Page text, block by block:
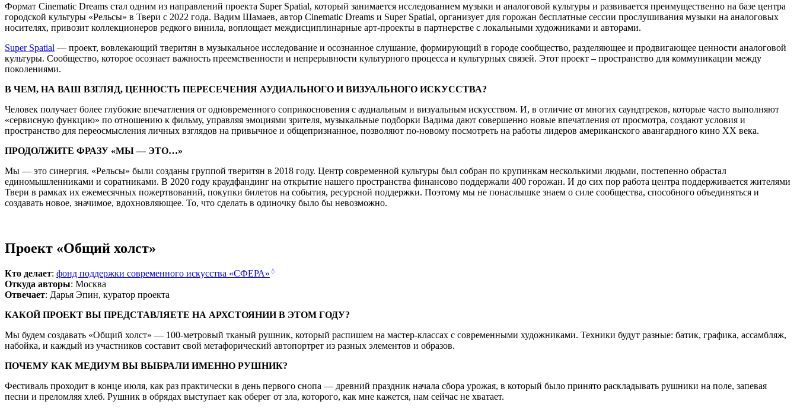
Формат Cinematic Dreams стал одним из направлений проекта Super Spatial, который занимается исследованием музыки и аналоговой культуры и развивается преимущественно на базе центра
городской культуры «Рельсы» в Твери с 2022 года. Вадим Шамаев, автор Cinematic Dreams и Super Spatial, организует для горожан бесплатные сессии прослушивания музыки на аналоговых
носителях, привозит коллекционеров редкого винила, воплощает междисциплинарные арт-проекты в партнерстве с локальными художниками и авторами.
Super Spatial — проект, вовлекающий тверитян в музыкальное исследование и осознанное слушание, формирующий в городе сообщество, разделяющее и продвигающее ценности аналоговой
культуры. Сообщество, которое осознает важность преемственности и непрерывности культурного процесса и культурных связей. Этот проект – пространство для коммуникации между
поколениями.
В ЧЕМ, НА ВАШ ВЗГЛЯД, ЦЕННОСТЬ ПЕРЕСЕЧЕНИЯ АУДИАЛЬНОГО И ВИЗУАЛЬНОГО ИСКУССТВА?
Человек получает более глубокие впечатления от одновременного соприкосновения с аудиальным и визуальным искусством. И, в отличие от многих саундтреков, которые часто выполняют
«сервисную функцию» по отношению к фильму, управляя эмоциями зрителя, музыкальные подборки Вадима дают совершенно новые впечатления от просмотра, создают условия и
пространство для переосмысления личных взглядов на привычное и общепризнанное, позволяют по-новому посмотреть на работы лидеров американского авангардного кино XX века.
ПРОДОЛЖИТЕ ФРАЗУ «МЫ — ЭТО…»
Мы — это синергия. «Рельсы» были созданы группой тверитян в 2018 году. Центр современной культуры был собран по крупинкам несколькими людьми, постепенно обрастал
единомышленниками и соратниками. В 2020 году краудфандинг на открытие нашего пространства финансово поддержали 400 горожан. И до сих пор работа центра поддерживается жителями
Твери в рамках их ежемесячных пожертвований, покупки билетов на события, ресурсной поддержки. Поэтому мы не понаслышке знаем о силе сообщества, способного объединяться и
создавать новое, значимое, вдохновляющее. То, что сделать в одиночку было бы невозможно.
Проект «Общий холст»
Кто делает: фонд поддержки современного искусства «СФЕРА» 💧
Откуда авторы: Москва
Отвечает: Дарья Эпин, куратор проекта
КАКОЙ ПРОЕКТ ВЫ ПРЕДСТАВЛЯЕТЕ НА АРХСТОЯНИИ В ЭТОМ ГОДУ?
Мы будем создавать «Общий холст» — 100-метровый тканый рушник, который распишем на мастер-классах с современными художниками. Техники будут разные: батик, графика, ассамбляж,
набойка, и каждый из участников составит свой метафорический автопортрет из разных элементов и образов.
ПОЧЕМУ КАК МЕДИУМ ВЫ ВЫБРАЛИ ИМЕННО РУШНИК?
Фестиваль проходит в конце июля, как раз практически в день первого снопа — древний праздник начала сбора урожая, в который было принято раскладывать рушники на поле, запевая
песни и преломляя хлеб. Рушник в обрядах выступает как оберег от зла, которого, как мне кажется, нам сейчас не хватает.